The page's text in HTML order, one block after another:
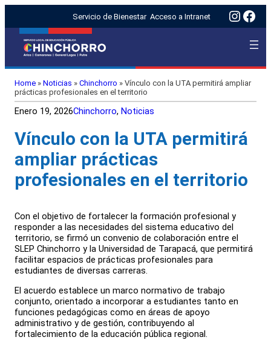
Servicio de Bienestar Acceso a Intranet
Home » Noticias » Chinchorro » Vínculo con la UTA permitirá ampliar
prácticas profesionales en el territorio
Enero 19, 2026Chinchorro, Noticias
Vínculo con la UTA permitirá
ampliar prácticas
profesionales en el territorio
Con el objetivo de fortalecer la formación profesional y
responder a las necesidades del sistema educativo del
territorio, se firmó un convenio de colaboración entre el
SLEP Chinchorro y la Universidad de Tarapacá, que permitirá
facilitar espacios de prácticas profesionales para
estudiantes de diversas carreras.
El acuerdo establece un marco normativo de trabajo
conjunto, orientado a incorporar a estudiantes tanto en
funciones pedagógicas como en áreas de apoyo
administrativo y de gestión, contribuyendo al
fortalecimiento de la educación pública regional.